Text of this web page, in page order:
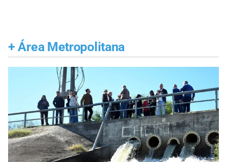
+ Área Metropolitana